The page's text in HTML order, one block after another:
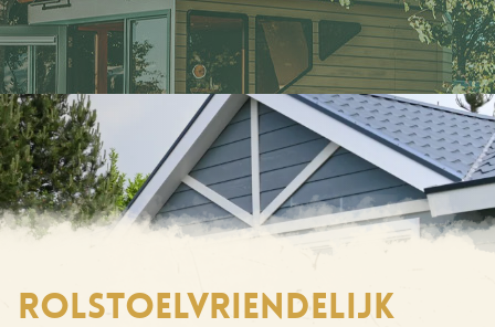
Rolstoelvriendelijk